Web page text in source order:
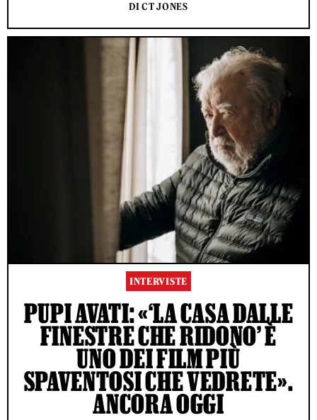
DI CT JONES
INTERVISTE
PUPI AVATI: «‘LA CASA DALLE
FINESTRE CHE RIDONO’ È
UNO DEI FILM PIÙ
SPAVENTOSI CHE VEDRETE».
ANCORA OGGI